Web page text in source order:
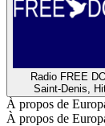
Radio FREE
Saint-Denis,
À propos de
À propos de